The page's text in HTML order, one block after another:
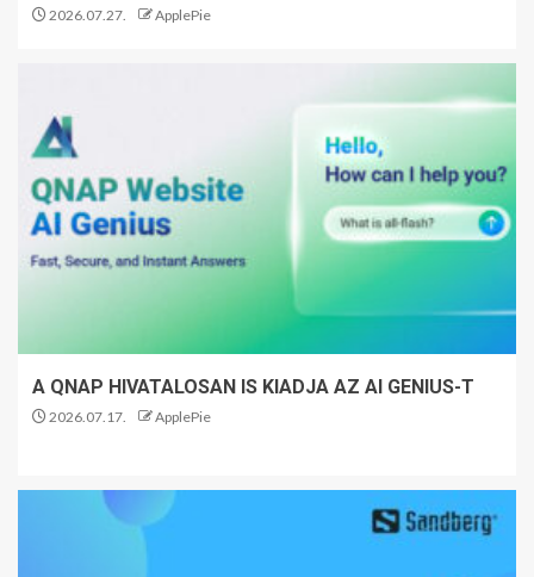
2026.07.27. ApplePie
A QNAP HIVATALOSAN IS KIADJA AZ AI GENIUS-T
2026.07.17. ApplePie